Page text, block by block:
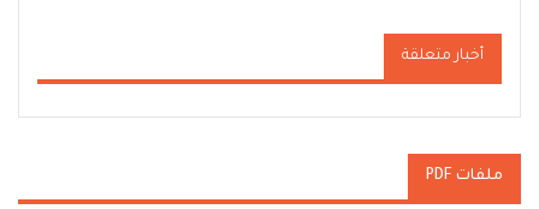
أخبار متعلقة
ملفات PDF